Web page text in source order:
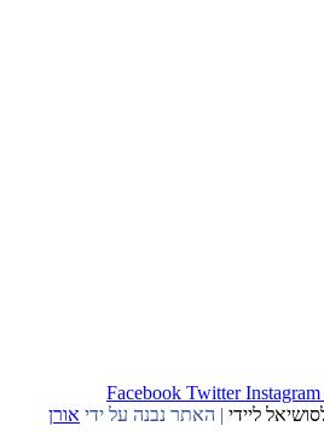
Facebook Twitter Instagram
| האתר נבנה על ידי אורן